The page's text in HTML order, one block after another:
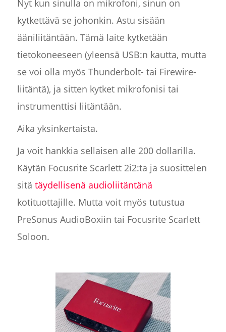
Nyt kun sinulla on mikrofoni, sinun on
kytkettävä se johonkin. Astu sisään
ääniliitäntään. Tämä laite kytketään
tietokoneeseen (yleensä USB:n kautta, mutta
se voi olla myös Thunderbolt- tai Firewire-
liitäntä), ja sitten kytket mikrofonisi tai
instrumenttisi liitäntään.
Aika yksinkertaista.
Ja voit hankkia sellaisen alle 200 dollarilla.
Käytän Focusrite Scarlett 2i2:ta ja suosittelen
sitä täydellisenä audioliitäntänä
kotituottajille. Mutta voit myös tutustua
PreSonus AudioBoxiin tai Focusrite Scarlett
Soloon.